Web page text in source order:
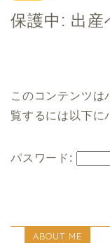
保護中: 出産
このコンテンツは
覧するには以下に
パスワード:
ABOUT ME